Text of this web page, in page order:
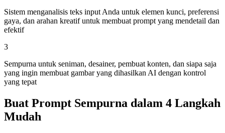
Sistem menganalisis teks input Anda untuk elemen kunci, preferensi
gaya, dan arahan kreatif untuk membuat prompt yang mendetail dan
efektif
3
Sempurna untuk seniman, desainer, pembuat konten, dan siapa saja
yang ingin membuat gambar yang dihasilkan AI dengan kontrol
yang tepat
Buat Prompt Sempurna dalam 4 Langkah
Mudah